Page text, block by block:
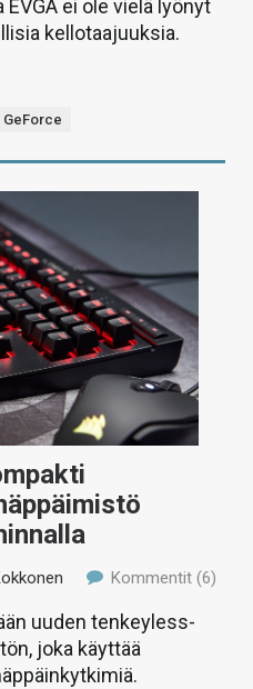
ei ole vielä lyönyt
kellotaajuuksia.
GeForce
Kommentit (6)
uuden tenkeyless-
joka käyttää